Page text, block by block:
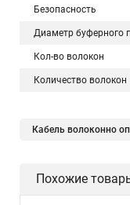
Безопасность
Диаметр буферного
Кол-во волокон
Количество волокон
Кабель волоконно
Похожие